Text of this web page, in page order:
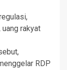
uang rakyat
RDP